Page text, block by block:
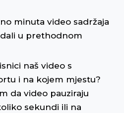
minuta video sadržaja
u prethodnom
naš video s
i na kojem mjestu?
da video pauziraju
sekundi ili na